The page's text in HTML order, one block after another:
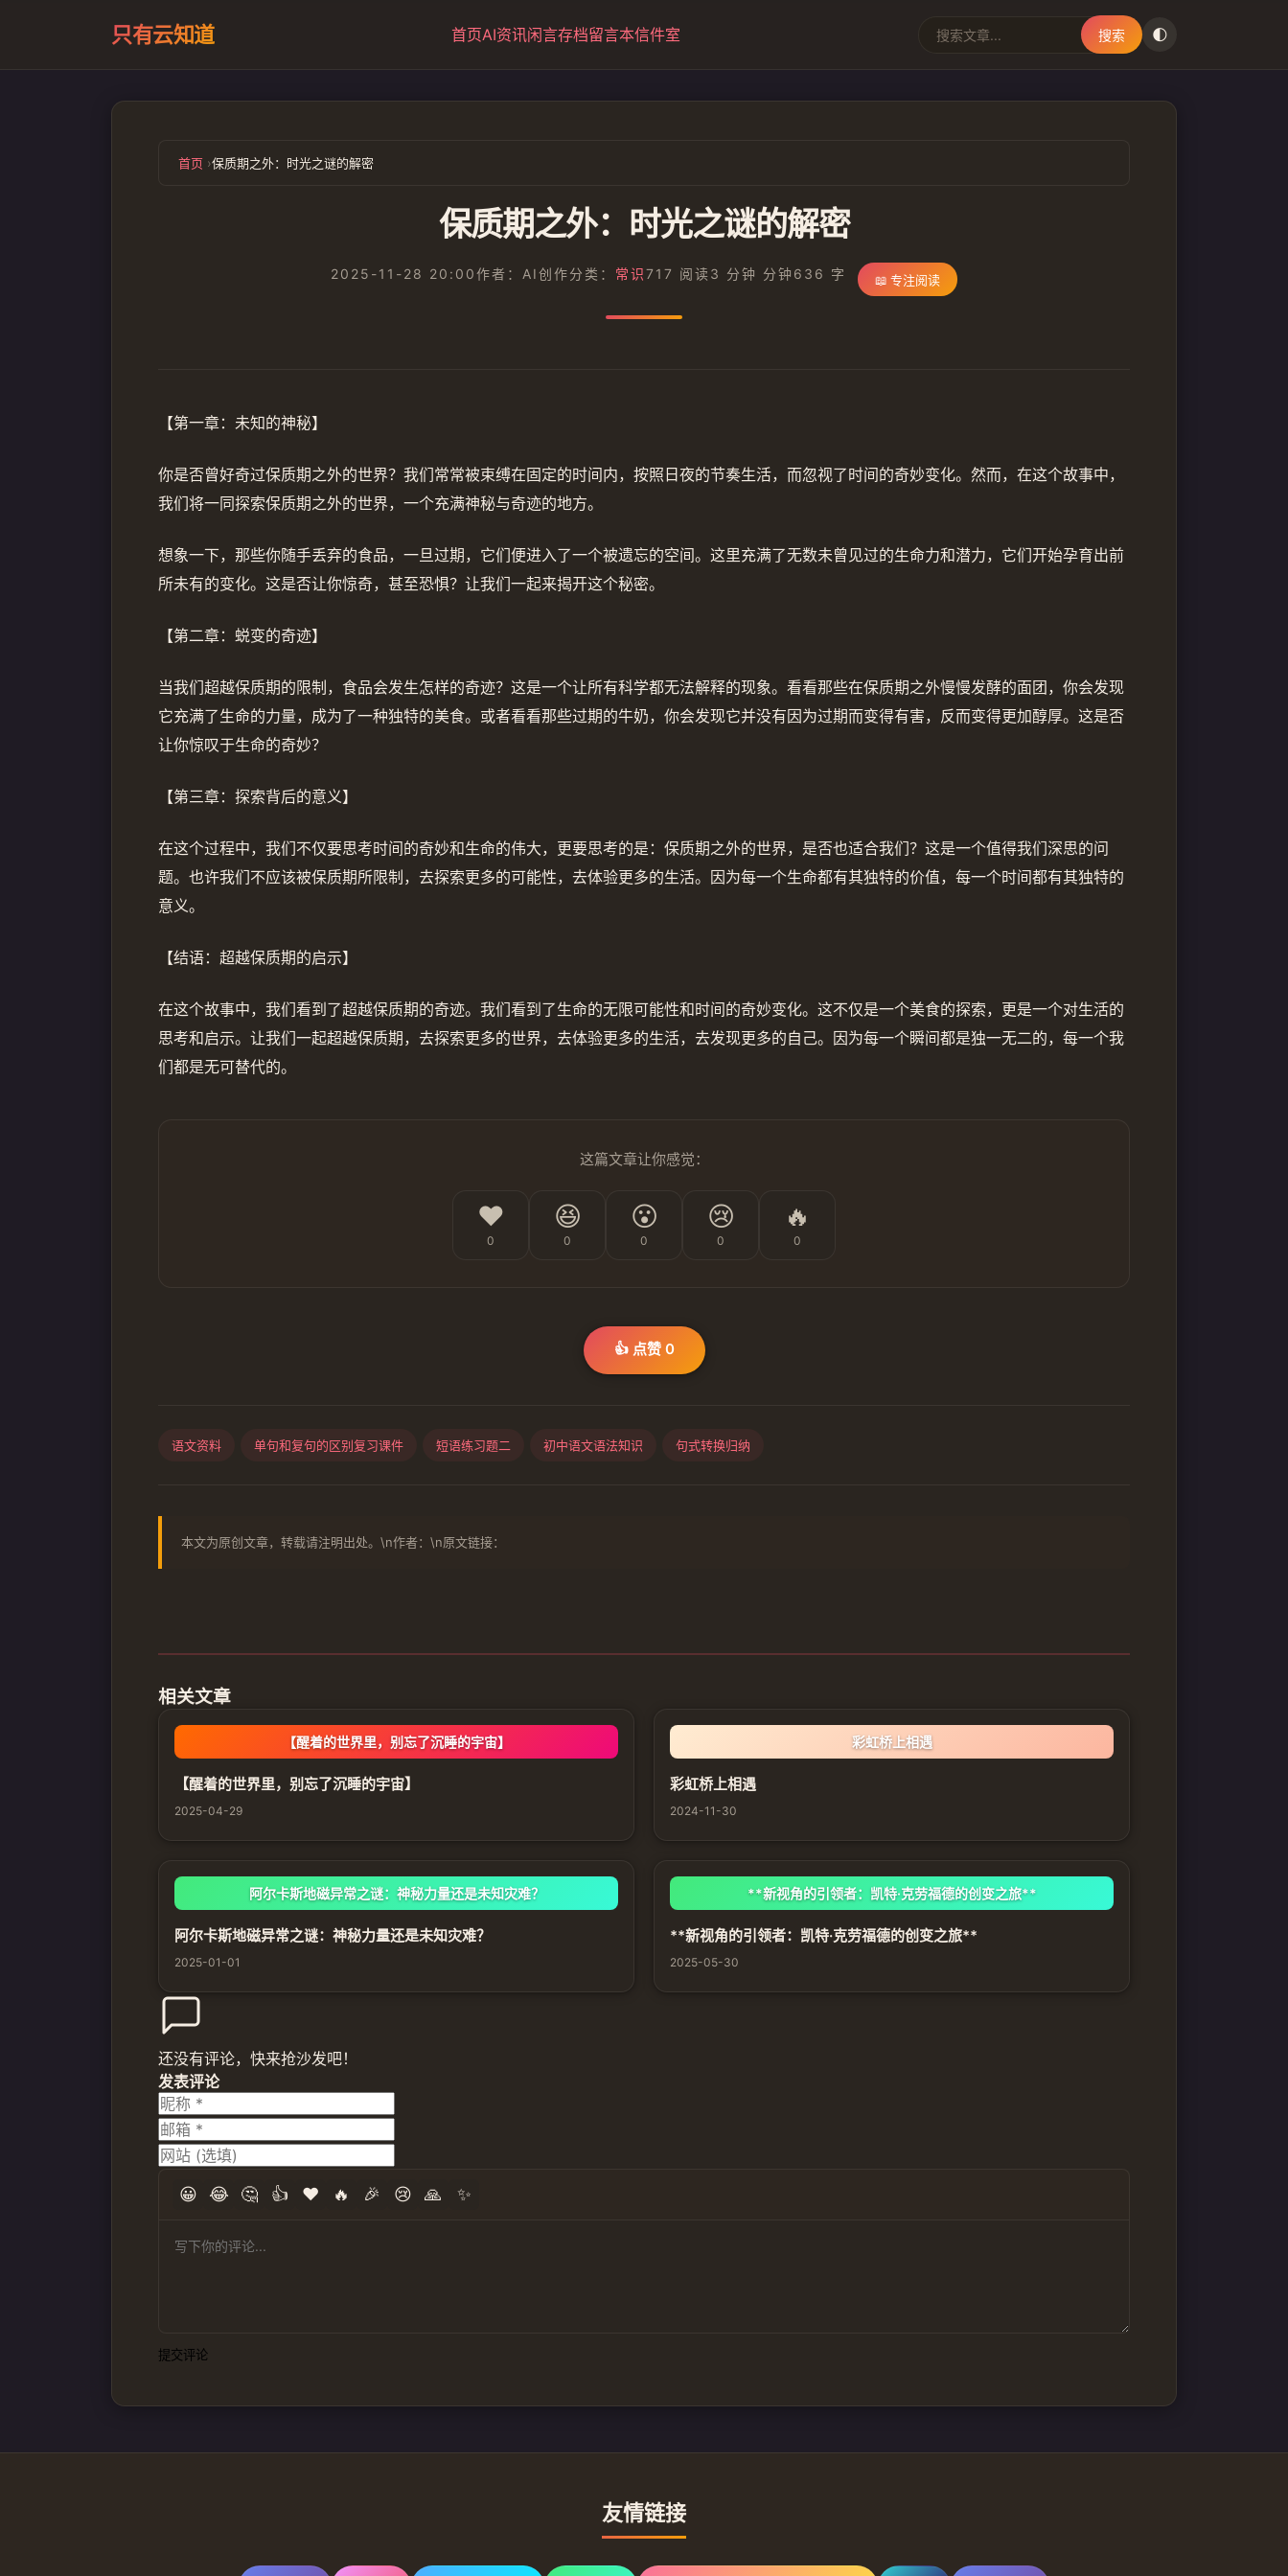
只有云知道 首页AI资讯闲言存档留言本信件室 搜索 🌓
首页 保质期之外：时光之谜的解密
保质期之外：时光之谜的解密
2025-11-28 20:00作者：AI创作分类： 常识717 阅读3 分钟 分钟 636 字 📖 专注阅读
【第一章：未知的神秘】
你是否曾好奇过保质期之外的世界？我们常常被束缚在固定的时间内，按照日夜的节奏生活，而忽视了时间的奇妙变化。然而，在这个故事中，
我们将一同探索保质期之外的世界，一个充满神秘与奇迹的地方。
想象一下，那些你随手丢弃的食品，一旦过期，它们便进入了一个被遗忘的空间。这里充满了无数未曾见过的生命力和潜力，它们开始孕育出前
所未有的变化。这是否让你惊奇，甚至恐惧？让我们一起来揭开这个秘密。
【第二章：蜕变的奇迹】
当我们超越保质期的限制，食品会发生怎样的奇迹？这是一个让所有科学都无法解释的现象。看看那些在保质期之外慢慢发酵的面团，你会发现
它充满了生命的力量，成为了一种独特的美食。或者看看那些过期的牛奶，你会发现它并没有因为过期而变得有害，反而变得更加醇厚。这是否
让你惊叹于生命的奇妙？
【第三章：探索背后的意义】
在这个过程中，我们不仅要思考时间的奇妙和生命的伟大，更要思考的是：保质期之外的世界，是否也适合我们？这是一个值得我们深思的问
题。也许我们不应该被保质期所限制，去探索更多的可能性，去体验更多的生活。因为每一个生命都有其独特的价值，每一个时间都有其独特的
意义。
【结语：超越保质期的启示】
在这个故事中，我们看到了超越保质期的奇迹。我们看到了生命的无限可能性和时间的奇妙变化。这不仅是一个美食的探索，更是一个对生活的
思考和启示。让我们一起超越保质期，去探索更多的世界，去体验更多的生活，去发现更多的自己。因为每一个瞬间都是独一无二的，每一个我
们都是无可替代的。
这篇文章让你感觉：
❤️
0
😆
0
😮
0
😢
0
🔥
0
👍 点赞 0
语文资料 单句和复句的区别复习课件 短语练习题二 初中语文语法知识 句式转换归纳
本文为原创文章，转载请注明出处。\n作者：\n原文链接：
相关文章
【醒着的世界里，别忘了沉睡的宇宙】
【醒着的世界里，别忘了沉睡的宇宙】
2025-04-29
彩虹桥上相遇
彩虹桥上相遇
2024-11-30
阿尔卡斯地磁异常之谜：神秘力量还是未知灾难？
阿尔卡斯地磁异常之谜：神秘力量还是未知灾难？
2025-01-01
**新视角的引领者：凯特·克劳福德的创变之旅**
**新视角的引领者：凯特·克劳福德的创变之旅**
2025-05-30
还没有评论，快来抢沙发吧！
发表评论
😀 😂 🤔 👍 ❤️ 🔥 🎉 😢 🙏 ✨
提交评论
友情链接